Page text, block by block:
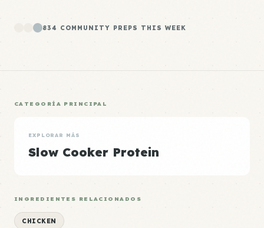
834 COMMUNITY PREPS THIS WEEK
CATEGORÍA PRINCIPAL
EXPLORAR MÁS
Slow Cooker Protein
INGREDIENTES RELACIONADOS
CHICKEN